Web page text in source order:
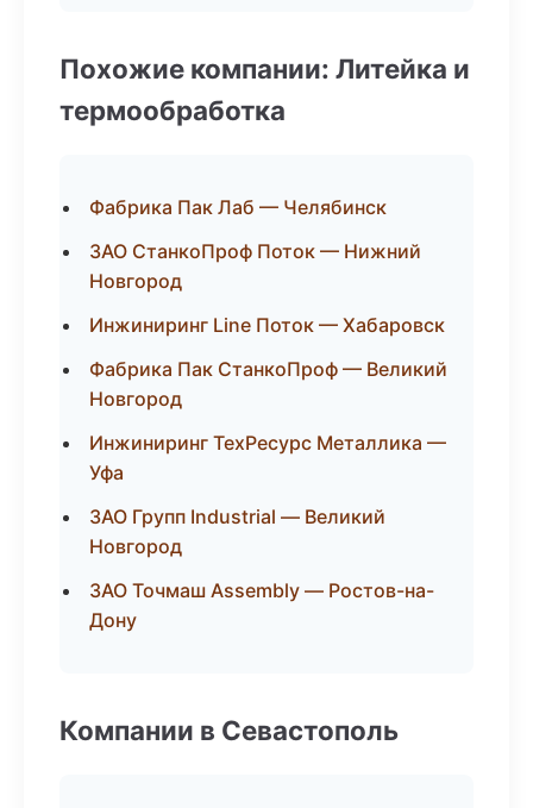
Похожие компании: Литейка и
термообработка
Фабрика Пак Лаб — Челябинск
ЗАО СтанкоПроф Поток — Нижний
Новгород
Инжиниринг Line Поток — Хабаровск
Фабрика Пак СтанкоПроф — Великий
Новгород
Инжиниринг ТехРесурс Металлика —
Уфа
ЗАО Групп Industrial — Великий
Новгород
ЗАО Точмаш Assembly — Ростов-на-
Дону
Компании в Севастополь